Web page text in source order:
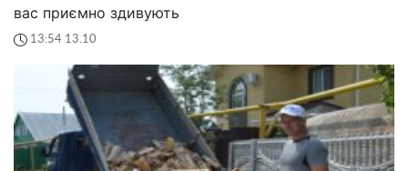
вас приємно здивують
13:54 13.10